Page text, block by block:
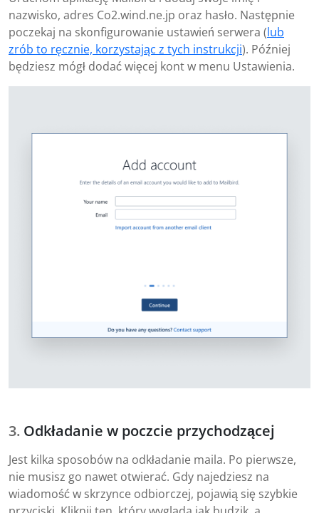
nazwisko, adres Co2.wind.ne.jp oraz hasło. Następnie
poczekaj na skonfigurowanie ustawień serwera (lub
zrób to ręcznie, korzystając z tych instrukcji). Później
będziesz mógł dodać więcej kont w menu Ustawienia.
Odkładanie w poczcie przychodzącej
Jest kilka sposobów na odkładanie maila. Po pierwsze,
nie musisz go nawet otwierać. Gdy najedziesz na
wiadomość w skrzynce odbiorczej, pojawią się szybkie